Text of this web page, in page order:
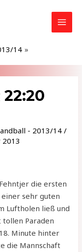
14
22:20
- 2013/14 /
die ersten
sehr guten
Luftholen ließ und
Paraden
Minute hinter
die Mannschaft